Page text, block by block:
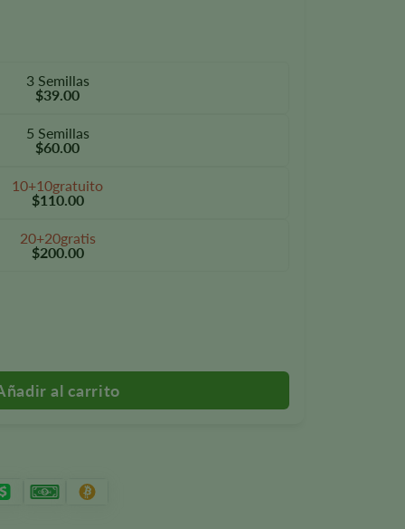
3 Semillas
$39.00
5 Semillas
$60.00
10+10gratuito
$110.00
20+20gratis
$200.00